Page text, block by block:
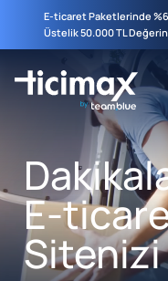
E-ticaret Paketlerinde
Üstelik 50.000 TL
E-
Sitenizi